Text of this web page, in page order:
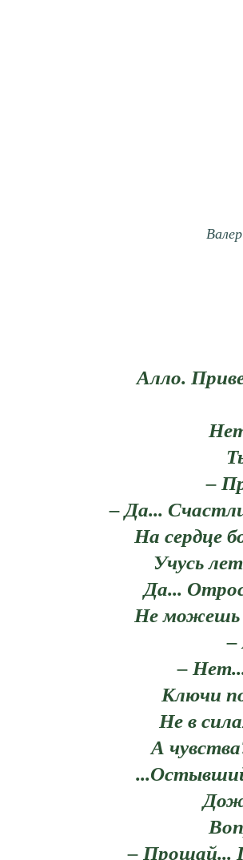
Алло.
–
– Да...
На сердце
Учусь
Да...
Не можешь
–
–
Ключи
Не в
А
– Прощай...